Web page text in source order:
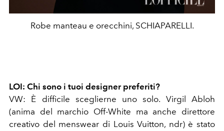
Robe manteau e orecchini, SCHIAPARELLI.
LOI: Chi sono i tuoi designer preferiti?
VW: È difficile sceglierne uno solo. Virgil Abloh
(anima del marchio Off-White ma anche direttore
creativo del menswear di Louis Vuitton, ndr) è stato